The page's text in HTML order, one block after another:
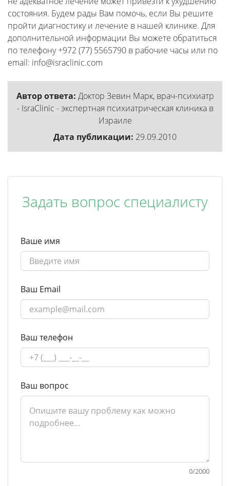
состояния. Будем рады Вам помочь, если Вы решите
пройти диагностику и лечение в нашей клинике. Для
дополнительной информации Вы можете обратиться
по телефону +972 (77) 5565790 в рабочие часы или по
email: info@israclinic.com
Автор ответа: Доктор Зевин Марк, врач-психиатр
- IsraClinic - экспертная психиатрическая клиника в
Израиле
Дата публикации: 29.09.2010
Задать вопрос специалисту
Ваше имя
Ваш Email
Ваш телефон
Ваш вопрос
0/2000